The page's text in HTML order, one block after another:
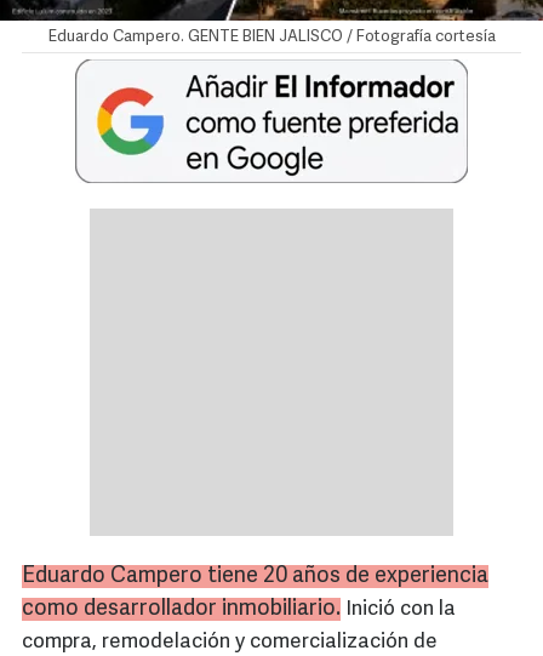
Eduardo Campero. GENTE BIEN JALISCO / Fotografía cortesía
Eduardo Campero tiene 20 años de experiencia
como desarrollador inmobiliario. Inició con la
compra, remodelación y comercialización de